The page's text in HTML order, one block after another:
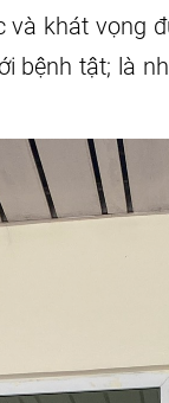
khát vọng
bệnh tật; là